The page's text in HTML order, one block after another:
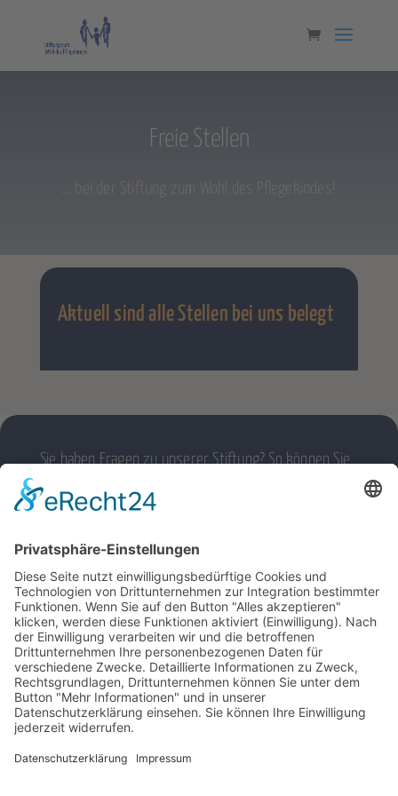
Freie Stellen
… bei der Stiftung zum Wohl des Pflegekindes!
Aktuell sind alle Stellen bei uns belegt
Sie haben Fragen zu unserer Stiftung? So können Sie
ANSCHRIFT
Stiftung zum Wohl des Pflegekindes
Lupinenweg 33
37603 Holzminden
KONTAKT
Telefonnummer: 05531 – 5155
Faxnummer: 05531 – 6783
E-Mail:kontakt@stiftung-pflegekind.de